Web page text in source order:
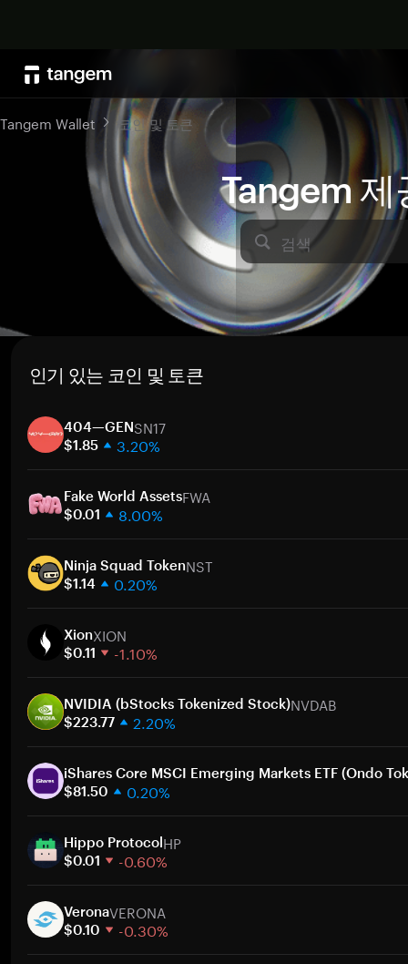
Tangem 제
검색
Tangem Wallet 코인 및 토큰
인기 있는 코인 및 토큰
404—GENSN17
$1.85 3.20%
30일
시가총액
Fake World AssetsFWA
$0.01 8.00%
30일
시가총액
Ninja Squad TokenNST
$1.14 0.20%
30일
시가총액
XionXION
$0.11 -1.10%
30일
시가총액
NVIDIA (bStocks Tokenized Stock)NVDAB
$223.77 2.20%
30일
시가총액
iShares Core MSCI Emerging Markets ETF (Ondo
$81.50
0.20%
30일
시가총액
Hippo ProtocolHP
$0.01 -0.60%
30일
시가총액
VeronaVERONA
$0.10 -0.30%